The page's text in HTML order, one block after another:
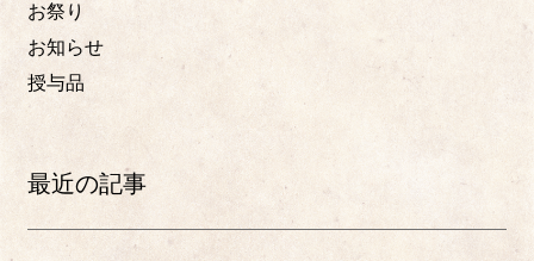
お祭り
お知らせ
授与品
最近の記事